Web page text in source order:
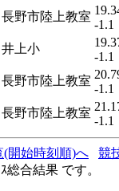
長野市陸上教室
-1.1
井上小
-1.1
長野市陸上教室
-1.1
長野市陸上教室
-1.1
(開始時刻順)へ
競
合結果 です。